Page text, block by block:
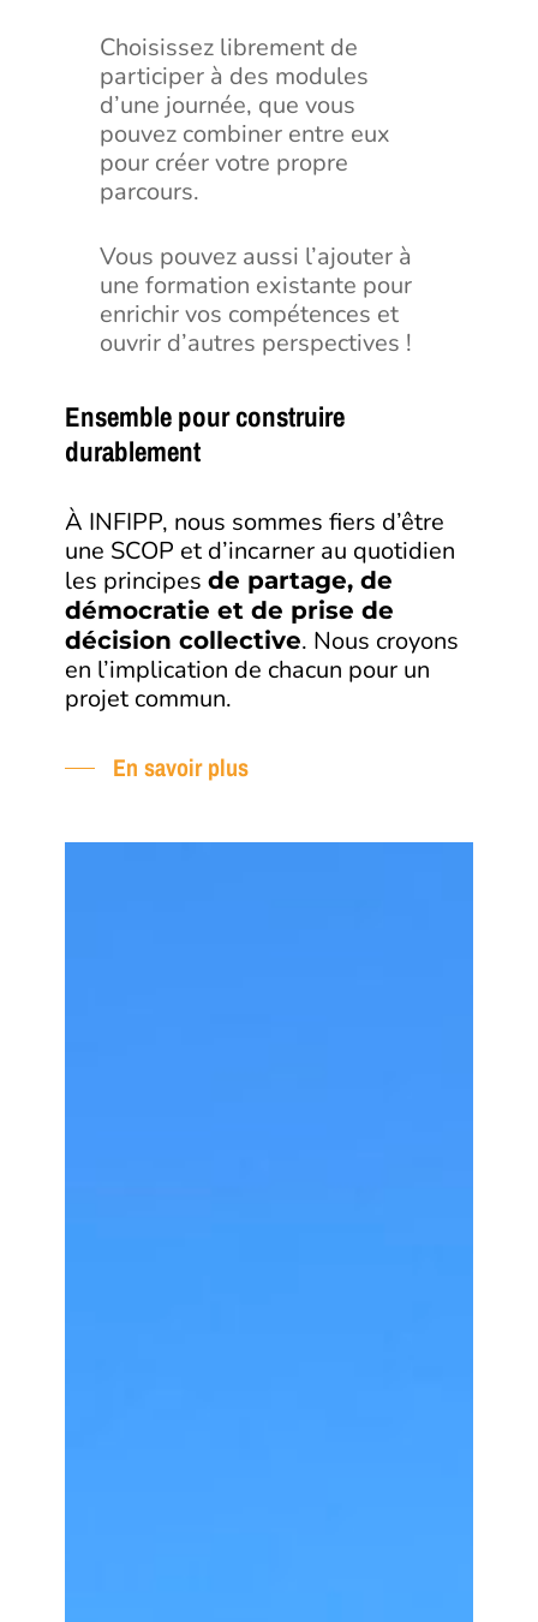
Choisissez librement de
participer à des modules
d’une journée, que vous
pouvez combiner entre eux
pour créer votre propre
parcours.
Vous pouvez aussi l’ajouter à
une formation existante pour
enrichir vos compétences et
ouvrir d’autres perspectives !
Ensemble pour construire
durablement
À INFIPP, nous sommes fiers d’être
une SCOP et d’incarner au quotidien
les principesde partage, de
démocratie et de prise de
décision collective. Nous croyons
en l’implication de chacun pour un
projet commun.
En savoir plus